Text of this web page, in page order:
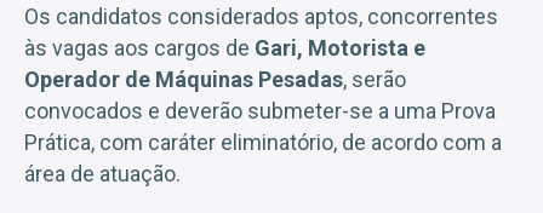
Os candidatos considerados aptos, concorrentes
às vagas aos cargos de Gari, Motorista e
Operador de Máquinas Pesadas, serão
convocados e deverão submeter-se a uma Prova
Prática, com caráter eliminatório, de acordo com a
área de atuação.